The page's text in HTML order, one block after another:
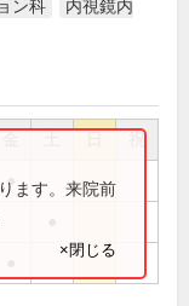
ン科
内視鏡内
祝
●ます。来院前
×閉じる